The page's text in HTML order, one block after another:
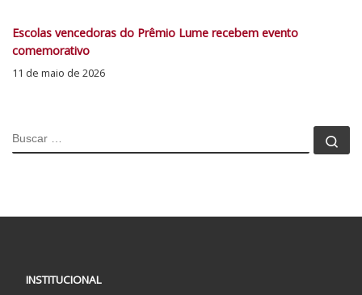
Escolas vencedoras do Prêmio Lume recebem evento
comemorativo
11 de maio de 2026
BUSCAR
INSTITUCIONAL